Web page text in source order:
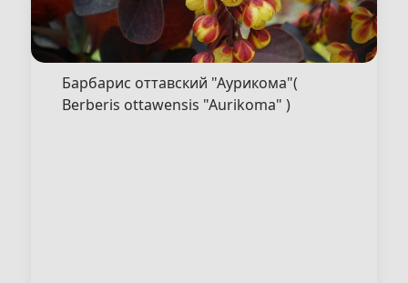
Барбарис оттавский "Аурикома"(
Berberis ottawensis "Aurikoma" )